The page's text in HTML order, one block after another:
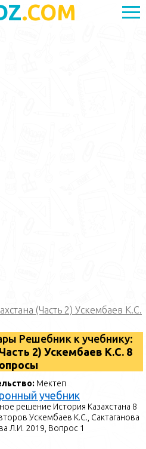
.COM
(Часть 2) Ускембаев К.С.
Решебник к учебнику:
2) Ускембаев К.С. 8
Мектеп
учебник
решение История Казахстана 8
Ускембаев К.С., Сактаганова
Л.И. 2019, Вопрос 1